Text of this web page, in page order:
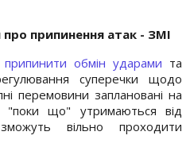
припинення атак - ЗМІ
припинити обмін ударами та
суперечки щодо
перемовини заплановані на
"поки що" утримаються від
вільно проходити